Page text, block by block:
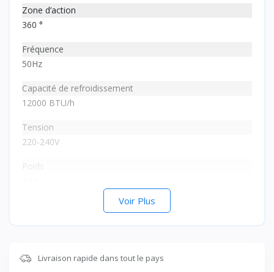
Zone d’action
360 °
Fréquence
50Hz
Capacité de refroidissement
12000 BTU/h
Tension
220-240V
Poids
1.5 cv
Voir Plus
Livraison rapide dans tout le pays